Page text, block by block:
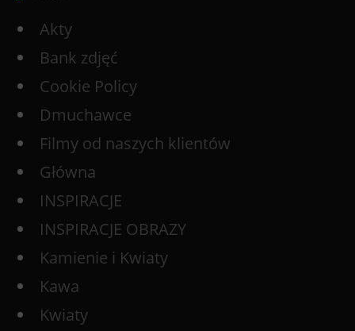
Akty
Bank zdjęć
Cookie Policy
Dmuchawce
Filmy od naszych klientów
Główna
INSPIRACJE
INSPIRACJE OBRAZY
Kamienie i Kwiaty
Kawa
Kwiaty